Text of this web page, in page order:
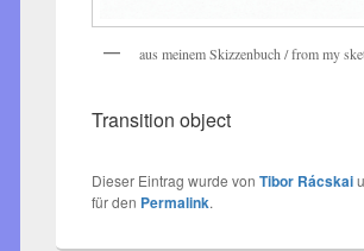
aus meinem Skizzenbuch / from my
Transition object
Dieser Eintrag wurde von Tibor Rácskai
für den Permalink.